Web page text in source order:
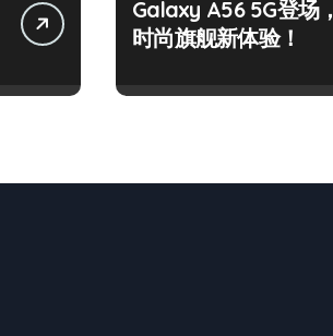
Galaxy A56 5G登场，
时尚旗舰新体验！